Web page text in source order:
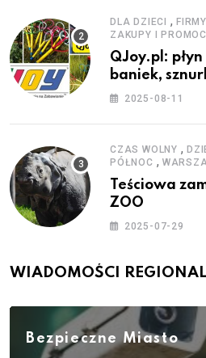
DLA DZIECI , FIRMY
ZAKUPY I
QJoy.pl:
baniek,
zestawy do
2025-08-11
CZAS WOLNY ,
PÓŁNOC ,
Teściowa
ZOO
2025-07-29
WIADOMOŚCI
Bezpieczne Miasto